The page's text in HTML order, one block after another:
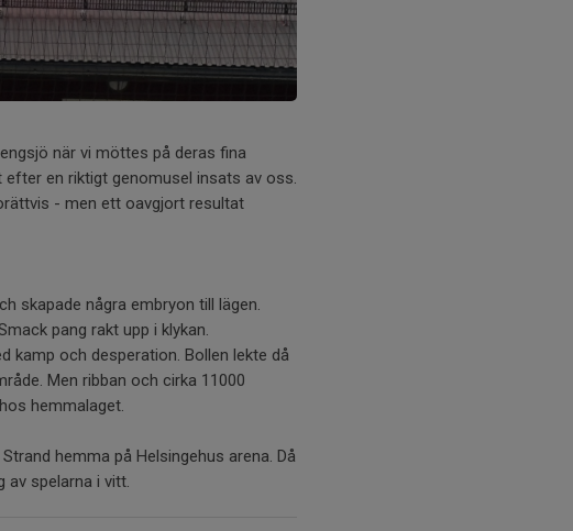
när vi möttes på deras fina
en riktigt genomusel insats av oss.
- men ett oavgjort resultat
skapade några embryon till lägen.
pang rakt upp i klykan.
kamp och desperation. Bollen lekte då
Men ribban och cirka 11000
hemmalaget.
hemma på Helsingehus arena. Då
spelarna i vitt.